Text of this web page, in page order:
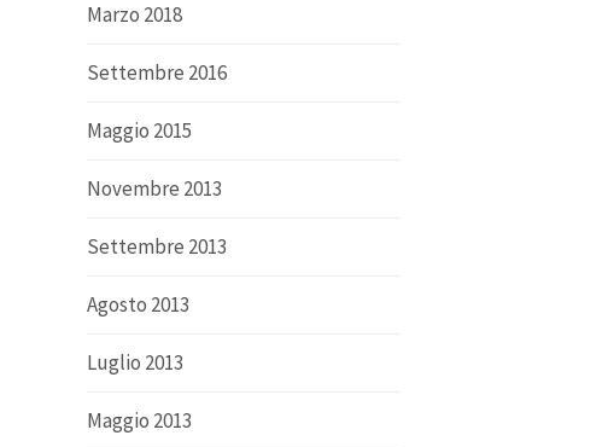
Marzo 2018
Settembre 2016
Maggio 2015
Novembre 2013
Settembre 2013
Agosto 2013
Luglio 2013
Maggio 2013